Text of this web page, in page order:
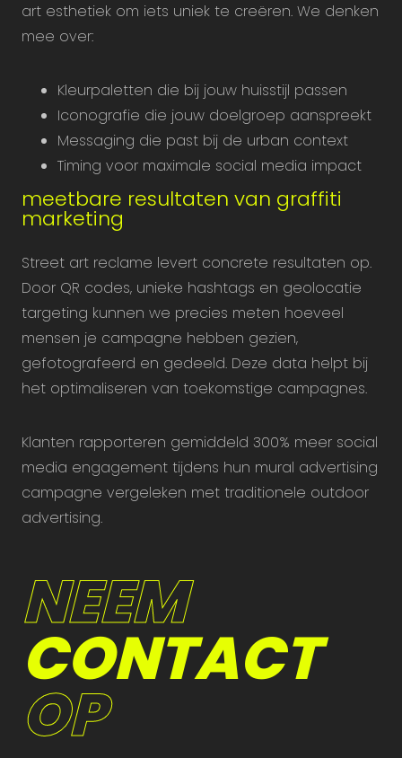
art esthetiek om iets uniek te creëren. We denken
mee over:
Kleurpaletten die bij jouw huisstijl passen
Iconografie die jouw doelgroep aanspreekt
Messaging die past bij de urban context
Timing voor maximale social media impact
meetbare resultaten van graffiti
marketing
Street art reclame levert concrete resultaten op.
Door QR codes, unieke hashtags en geolocatie
targeting kunnen we precies meten hoeveel
mensen je campagne hebben gezien,
gefotografeerd en gedeeld. Deze data helpt bij
het optimaliseren van toekomstige campagnes.
Klanten rapporteren gemiddeld 300% meer social
media engagement tijdens hun mural advertising
campagne vergeleken met traditionele outdoor
advertising.
NEEM
CONTACT
OP